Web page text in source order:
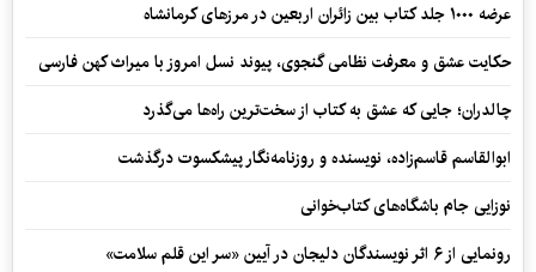
عرضه ۱۰۰۰ جلد کتاب بین زائران اربعین در مرزهای کرمانشاه
حکایت عشق و معرفت نظامی گنجوی، پیوند نسل امروز با میراث کهن فارسی
چالدران؛ جایی که عشق به کتاب از سخت‌ترین راه‌ها می‌گذرد
ابوالقاسم قاسم‌زاده، نویسنده و روزنامه‌نگار پیشکسوت درگذشت
نوزایی جام باشگاه‌های کتاب‌خوانی
رونمایی از ۶ اثر نویسندگان دلیجان در آیین «سر این قلم سلامت»